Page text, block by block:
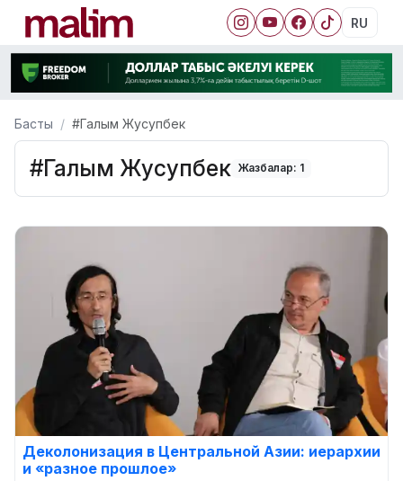
RU
Басты #Галым Жусупбек
#Галым Жусупбек Жазбалар: 1
Деколонизация в Центральной Азии: иерархии
и «разное прошлое»